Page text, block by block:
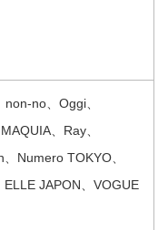
、Oggi、
、Ray、
Numero TOKYO、
JAPON、VOGUE